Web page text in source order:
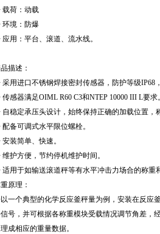
荷：动载
境：防爆
用：平台、滚道、流水线。
描述：
用进口不锈钢焊接密封传感器，防护等级IP68
感器满足OIML R60 C3和NTEP 10000 III L要求。
稳定承压头设计，始终保持正确的加载位置，
备可调式水平限位螺栓。
装简单、快速。
护方便，节约停机维护时间。
用于如输送滚道秤等有水平冲击力场合的称重
原理：
一个典型的化学反应釜秤量为例，安装在反应
号，并可根据各称重模块受载情况调节角差，
成相应的重量数据。